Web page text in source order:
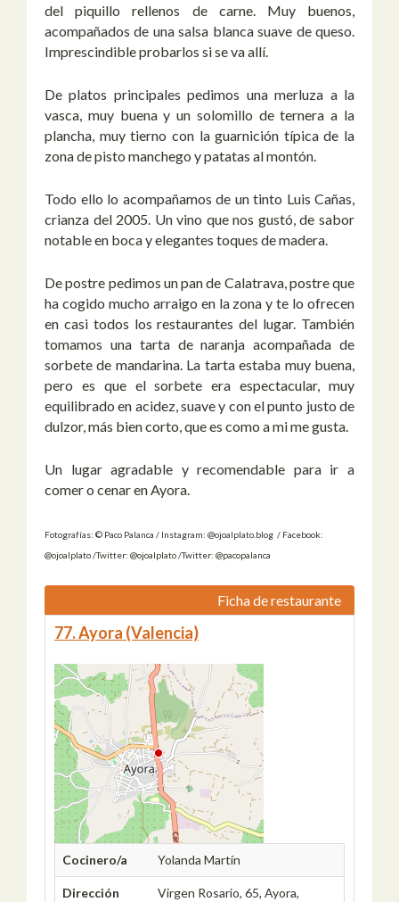
del piquillo rellenos de carne. Muy buenos,
acompañados de una salsa blanca suave de queso.
Imprescindible probarlos si se va allí.
De platos principales pedimos una merluza a la
vasca, muy buena y un solomillo de ternera a la
plancha, muy tierno con la guarnición típica de la
zona de pisto manchego y patatas al montón.
Todo ello lo acompañamos de un tinto Luis Cañas,
crianza del 2005. Un vino que nos gustó, de sabor
notable en boca y elegantes toques de madera.
De postre pedimos un pan de Calatrava, postre que
ha cogido mucho arraigo en la zona y te lo ofrecen
en casi todos los restaurantes del lugar. También
tomamos una tarta de naranja acompañada de
sorbete de mandarina. La tarta estaba muy buena,
pero es que el sorbete era espectacular, muy
equilibrado en acidez, suave y con el punto justo de
dulzor, más bien corto, que es como a mi me gusta.
Un lugar agradable y recomendable para ir a
comer o cenar en Ayora.
Fotografías: © Paco Palanca / Instagram: @ojoalplato.blog / Facebook:
@ojoalplato /Twitter: @ojoalplato /Twitter: @pacopalanca
Ficha de restaurante
77. Ayora (Valencia)
Cocinero/a Yolanda Martín
Dirección
Virgen Rosario, 65, Ayora,